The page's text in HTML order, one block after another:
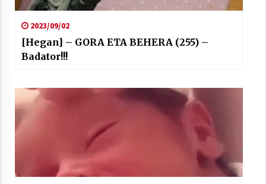
2023/09/02
[Hegan] – GORA ETA BEHERA (255) –
Badator!!!